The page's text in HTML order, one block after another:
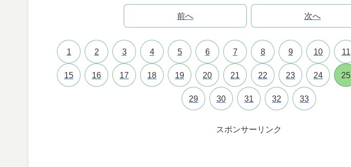
前へ 次へ
1 2 3 4 5 6 7 8 9 10 11
15 16 17 18 19 20 21 22 23 24 25
29 30 31 32 33
スポンサーリンク